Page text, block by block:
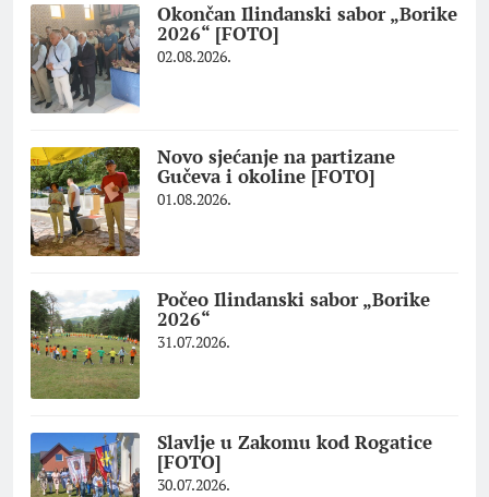
Okončan Ilindanski sabor „Borike
2026“ [FOTO]
02.08.2026.
Novo sjećanje na partizane
Gučeva i okoline [FOTO]
01.08.2026.
Počeo Ilindanski sabor „Borike
2026“
31.07.2026.
Slavlje u Zakomu kod Rogatice
[FOTO]
30.07.2026.